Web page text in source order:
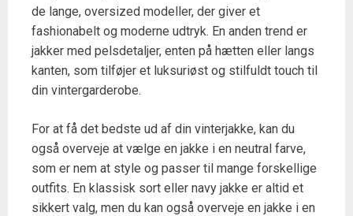
de lange, oversized modeller, der giver et
fashionabelt og moderne udtryk. En anden trend er
jakker med pelsdetaljer, enten på hætten eller langs
kanten, som tilføjer et luksuriøst og stilfuldt touch til
din vintergarderobe.
For at få det bedste ud af din vinterjakke, kan du
også overveje at vælge en jakke i en neutral farve,
som er nem at style og passer til mange forskellige
outfits. En klassisk sort eller navy jakke er altid et
sikkert valg, men du kan også overveje en jakke i en